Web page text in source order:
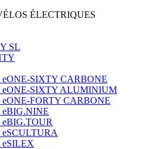
ÉLECTRIQUES
SL
SIXTY CARBONE
SIXTY ALUMINIUM
FORTY CARBONE